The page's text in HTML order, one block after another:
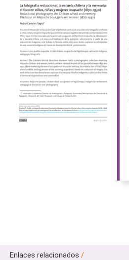
Enlaces relacionados /